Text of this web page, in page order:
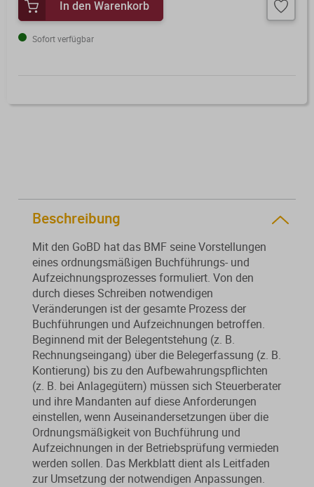
Der DWS StBVV-Rechner
und korrekten
Neuheiten
Von der Ausbildung bis zur
Sie unsere Ausbildungsbegleitung
Neuheiten
Themenpakete
Aktuelles Programm
In den Warenkorb
Sofort verfügbar
Beschreibung
Mit den GoBD hat das BMF seine Vorstellungen
eines ordnungsmäßigen Buchführungs- und
Aufzeichnungsprozesses formuliert. Von den
durch dieses Schreiben notwendigen
Veränderungen ist der gesamte Prozess der
Buchführungen und Aufzeichnungen betroffen.
Beginnend mit der Belegentstehung (z. B.
Rechnungseingang) über die Belegerfassung (z. B.
Kontierung) bis zu den Aufbewahrungspflichten
(z. B. bei Anlagegütern) müssen sich Steuerberater
und ihre Mandanten auf diese Anforderungen
einstellen, wenn Auseinandersetzungen über die
Ordnungsmäßigkeit von Buchführung und
Aufzeichnungen in der Betriebsprüfung vermieden
werden sollen. Das Merkblatt dient als Leitfaden
zur Umsetzung der notwendigen Anpassungen.